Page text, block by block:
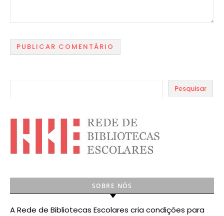
Pesquisar
SOBRE NÓS
A Rede de Bibliotecas Escolares cria condições para